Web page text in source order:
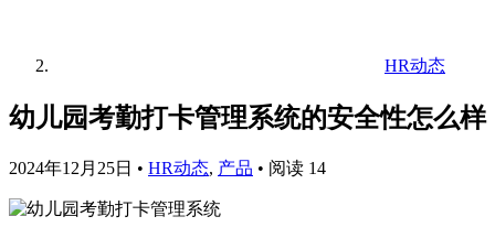
HR动态
幼儿园考勤打卡管理系统的安全性怎么样
2024年12月25日 • HR动态, 产品 • 阅读 14